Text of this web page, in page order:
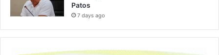
Patos
7 days ago